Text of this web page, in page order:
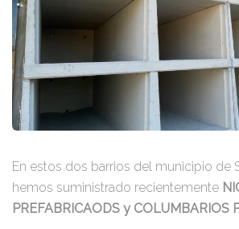
En estos dos barrios del municipio de
hemos suministrado recientemente
PREFABRICAODS y COLUMBARIOS